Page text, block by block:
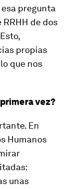
pregunta
de dos
propias
que nos
vez?
En
Humanos
unas